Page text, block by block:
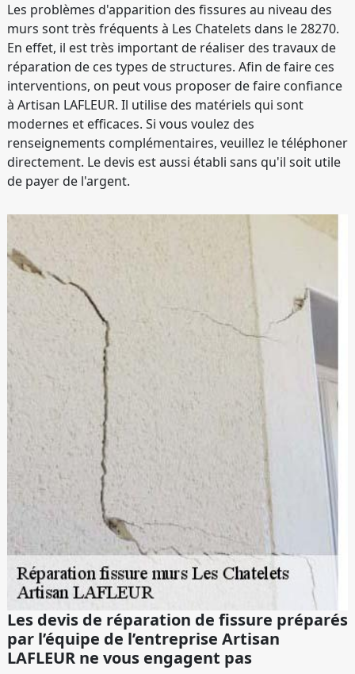
Les problèmes d'apparition des fissures au niveau des
murs sont très fréquents à Les Chatelets dans le 28270.
En effet, il est très important de réaliser des travaux de
réparation de ces types de structures. Afin de faire ces
interventions, on peut vous proposer de faire confiance
à Artisan LAFLEUR. Il utilise des matériels qui sont
modernes et efficaces. Si vous voulez des
renseignements complémentaires, veuillez le téléphoner
directement. Le devis est aussi établi sans qu'il soit utile
de payer de l'argent.
Les devis de réparation de fissure préparés
par l’équipe de l’entreprise Artisan
LAFLEUR ne vous engagent pas